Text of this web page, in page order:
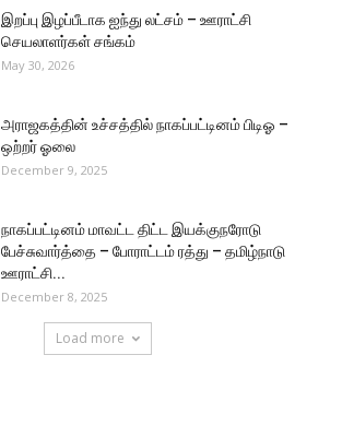
இறப்பு இழப்பீடாக ஐந்து லட்சம் – ஊராட்சி
செயலாளர்கள் சங்கம்
May 30, 2026
அராஜகத்தின் உச்சத்தில் நாகப்பட்டினம் பிடிஓ –
ஒற்றர் ஓலை
December 9, 2025
நாகப்பட்டினம் மாவட்ட திட்ட இயக்குநரோடு
பேச்சுவார்த்தை – போராட்டம் ரத்து – தமிழ்நாடு
ஊராட்சி...
December 8, 2025
Load more